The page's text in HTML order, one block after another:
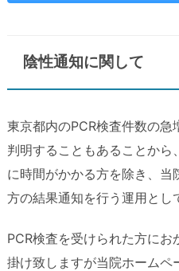
陰性通知に関して
東京都内のPCR検査件数の急
判明することもあることか
に時間がかかる方を除き、
方の結果通知を行う運用とし
PCR検査を受けられた方に
掛け致しますが当院ホームペ